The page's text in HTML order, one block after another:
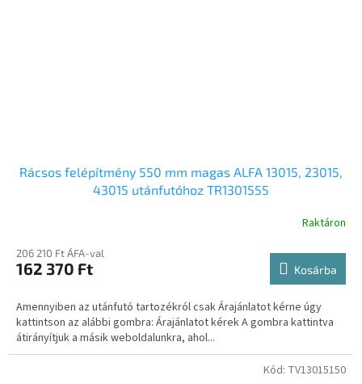
Rácsos felépítmény 550 mm magas ALFA 13015, 23015,
43015 utánfutóhoz TR1301555
Raktáron
206 210 Ft ÁFA-val
162 370 Ft Kosárba
Amennyiben az utánfutó tartozékról csak Árajánlatot kérne úgy
kattintson az alábbi gombra: Árajánlatot kérek A gombra kattintva
átirányítjuk a másik weboldalunkra, ahol...
Kód: TV13015150